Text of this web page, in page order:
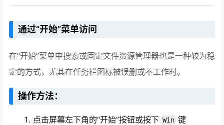
通过“开始”菜单访问
在“开始”菜单中搜索或固定文件资源管理器也是一种较为稳
定的方式，尤其在任务栏图标被误删或不工作时。
操作方法：
点击屏幕左下角的“开始”按钮或按下 Win 键